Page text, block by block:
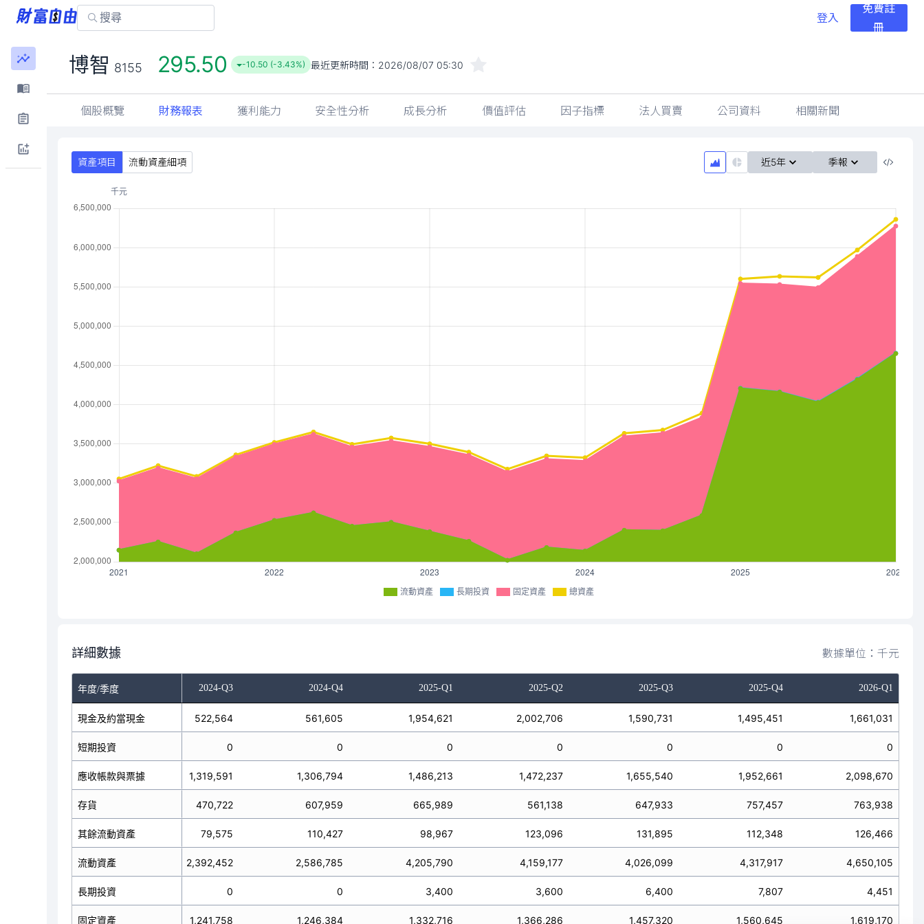
登入
免費註
冊
博智 8155 295.50 -10.50 (-3.43%) 最近更新時間： 2026/08/07 05:30
個股概覽 財務報表 獲利能力 安全性分析 成長分析 價值評估 因子指標 法人買賣 公司資料 相關新聞
資產項目 流動資產細項 近5年 季報
流動資產 長期投資 固定資產 總資產
詳細數據 數據單位：千元
年度/季度
2024-Q2 2024-Q3 2024-Q4 2025-Q1 2025-Q2 2025-Q3 2025-Q4 2026-Q1
現金及約當現金
短期投資
應收帳款與票據
存貨
其餘流動資產
流動資產
長期投資
固定資產
683,852 522,564 561,605 1,954,621 2,002,706 1,590,731 1,495,451 1,661,031
0 0 0 0 0 0 0
1,210,166 1,319,591 1,306,794 1,486,213 1,472,237 1,655,540 1,952,661 2,098,670
435,033 470,722 607,959 665,989 561,138 647,933 757,457 763,938
71,112 79,575 110,427 98,967 123,096 131,895 112,348 126,466
2,400,163 2,392,452 2,586,785 4,205,790 4,159,177 4,026,099 4,317,917 4,650,105
0 0 3,400 3,600 6,400 7,807 4,451
1,193,602 1,241,758 1,246,384 1,332,716 1,366,286 1,457,320 1,560,645 1,619,170